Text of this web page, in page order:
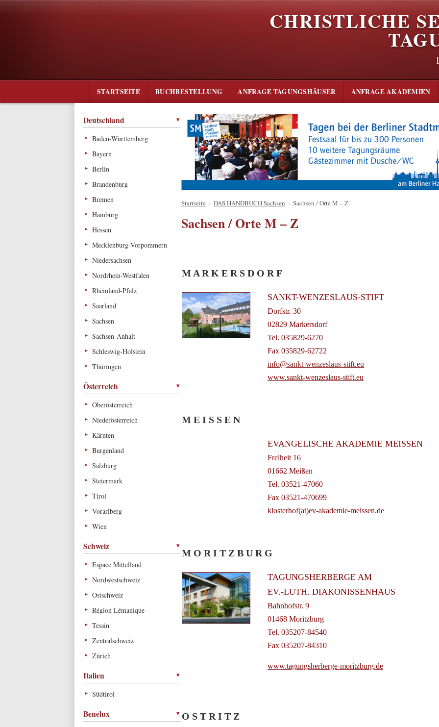
CHRISTLICHE
STARTSEITE BUCHBESTELLUNG ANFRAGE TAGUNGSHÄUSER ANFRAGE AKADEMIEN
Deutschland
Baden-Württemberg
Bayern
Berlin
Brandenburg
Bremen
Hamburg
Hessen
Mecklenburg-Vorpommern
Niedersachsen
Nordrhein-Westfalen
Rheinland-Pfalz
Saarland
Sachsen
Sachsen-Anhalt
Schleswig-Holstein
Thüringen
Österreich
Oberösterreich
Niederösterreich
Kärnten
Burgenland
Salzburg
Steiermark
Tirol
Vorarlberg
Wien
Schweiz
Espace Mittelland
Nordwestschweiz
Ostschweiz
Région Lémanique
Tessin
Zentralschweiz
Zürich
Italien
Südtirol
Benelux
Startseite › DAS HANDBUCH Sachsen › Sachsen / Orte M – Z
Sachsen / Orte M – Z
M A R K E R S D O R F
SANKT-WENZESLAUS-STIFT
Dorfstr. 30
02829 Markersdorf
Tel. 035829-6270
Fax 035829-62722
info@sankt-wenzeslaus-stift.eu
www.sankt-wenzeslaus-stift.eu
M E I S S E N
EVANGELISCHE AKADEMIE MEISSEN
Freiheit 16
01662 Meißen
Tel. 03521-47060
Fax 03521-470699
klosterhof(at)ev-akademie-meissen.de
M O R I T Z B U R G
TAGUNGSHERBERGE AM
EV.-LUTH. DIAKONISSENHAUS
Bahnhofstr. 9
01468 Moritzburg
Tel. 035207-84540
Fax 035207-84310
www.tagungsherberge-moritzburg.de
O S T R I T Z